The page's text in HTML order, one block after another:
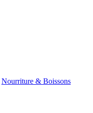
Nourriture & Boissons